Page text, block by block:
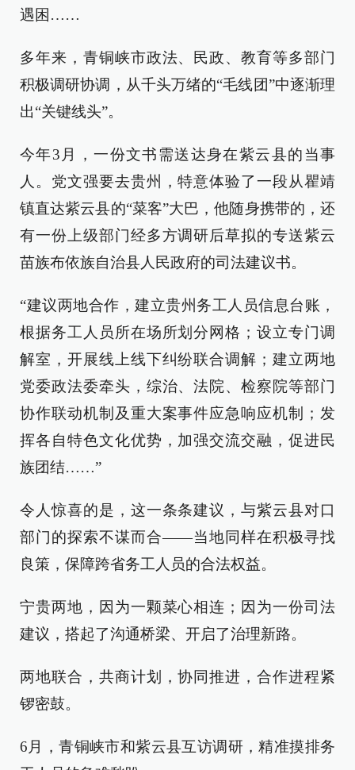
遇困……
多年来，青铜峡市政法、民政、教育等多部门
积极调研协调，从千头万绪的“毛线团”中逐渐理
出“关键线头”。
今年3月，一份文书需送达身在紫云县的当事
人。党文强要去贵州，特意体验了一段从瞿靖
镇直达紫云县的“菜客”大巴，他随身携带的，还
有一份上级部门经多方调研后草拟的专送紫云
苗族布依族自治县人民政府的司法建议书。
“建议两地合作，建立贵州务工人员信息台账，
根据务工人员所在场所划分网格；设立专门调
解室，开展线上线下纠纷联合调解；建立两地
党委政法委牵头，综治、法院、检察院等部门
协作联动机制及重大案事件应急响应机制；发
挥各自特色文化优势，加强交流交融，促进民
族团结……”
令人惊喜的是，这一条条建议，与紫云县对口
部门的探索不谋而合——当地同样在积极寻找
良策，保障跨省务工人员的合法权益。
宁贵两地，因为一颗菜心相连；因为一份司法
建议，搭起了沟通桥梁、开启了治理新路。
两地联合，共商计划，协同推进，合作进程紧
锣密鼓。
6月，青铜峡市和紫云县互访调研，精准摸排务